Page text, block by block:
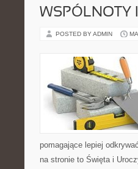
WSPÓLNOTY
POSTED BY ADMIN
pomagające lepiej
na stronie to Święta i